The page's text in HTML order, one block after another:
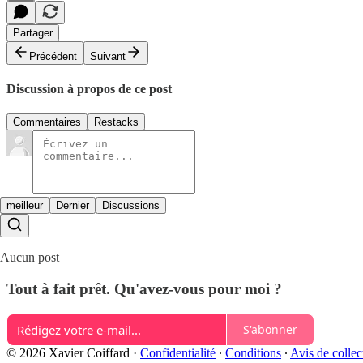
Partager
Précédent
Suivant
Discussion à propos de ce post
Commentaires Restacks
meilleur Dernier Discussions
Aucun post
Tout à fait prêt. Qu'avez-vous pour moi ?
S'abonner
© 2026 Xavier Coiffard · Confidentialité ∙ Conditions ∙ Avis de